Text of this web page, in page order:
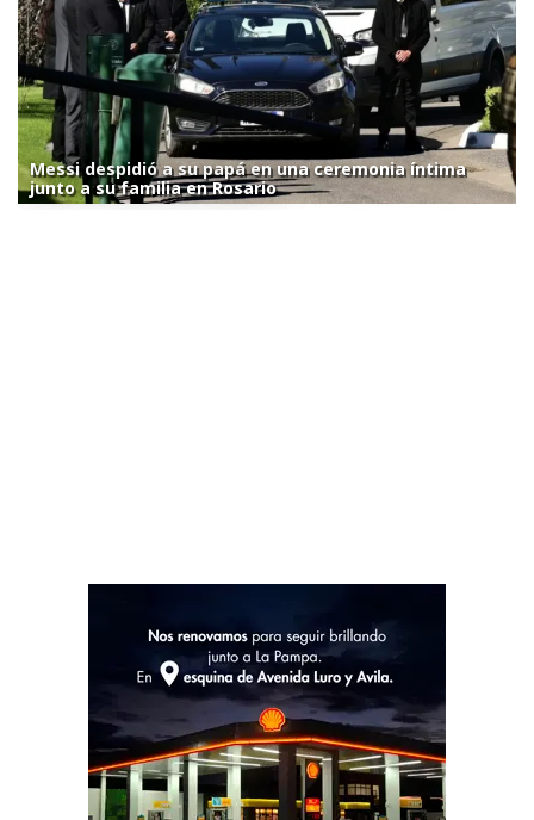
Messi despidió a su papá en una ceremonia íntima
junto a su familia en Rosario